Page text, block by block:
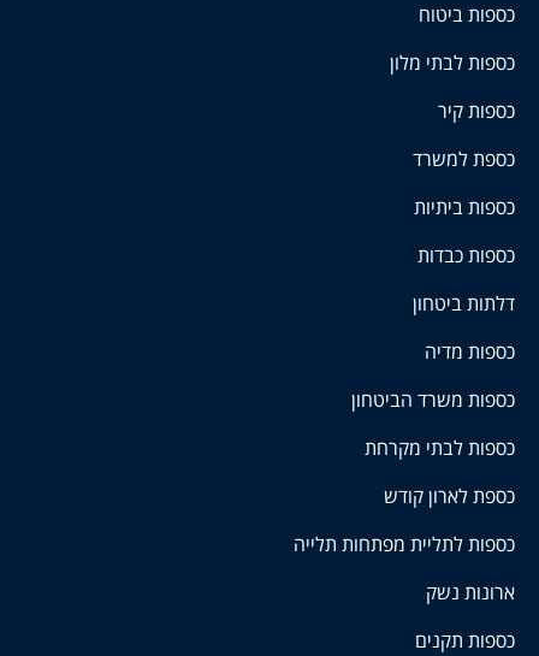
כספות ביטוח
כספות לבתי מלון
כספות קיר
כספת למשרד
כספות ביתיות
כספות כבדות
דלתות ביטחון
כספות מדיה
כספות משרד הביטחון
כספות לבתי מקרחת
כספת לארון קודש
כספות לתליית מפתחות תלייה
ארונות נשק
כספות תקנים